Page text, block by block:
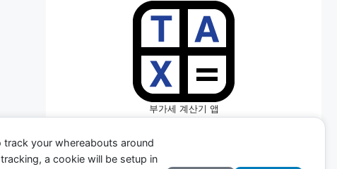
부가세 계산기 앱
(TAX CALC APP)
your whereabouts around
a cookie will be setup in